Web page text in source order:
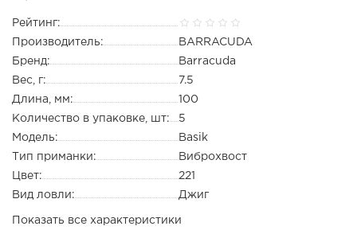
Рейтинг:
Производитель:
BARRACUDA
Бренд:
Barracuda
Вес, г:
7.5
Длина, мм:
100
Количество в упаковке, шт:
5
Модель:
Basik
Тип приманки:
Виброхвост
Цвет:
221
Вид ловли:
Джиг
Показать все характеристики